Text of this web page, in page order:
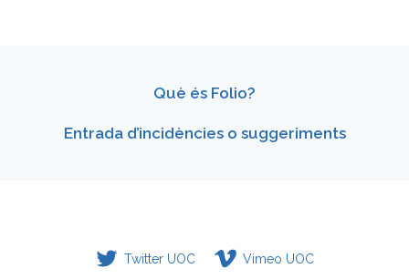
Què és Folio?
Entrada d’incidències o suggeriments
Twitter UOC Vimeo UOC